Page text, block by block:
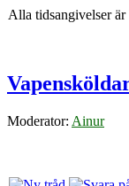
Alla tidsangivelser
Moderator: Ainur